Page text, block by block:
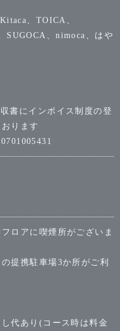
、TOICA、
SUGOCA、nimoca、はや
書にインボイス制度の登
ります
ロアに喫煙所がございま
提携駐車場3か所がご利
代あり(コース時は料金